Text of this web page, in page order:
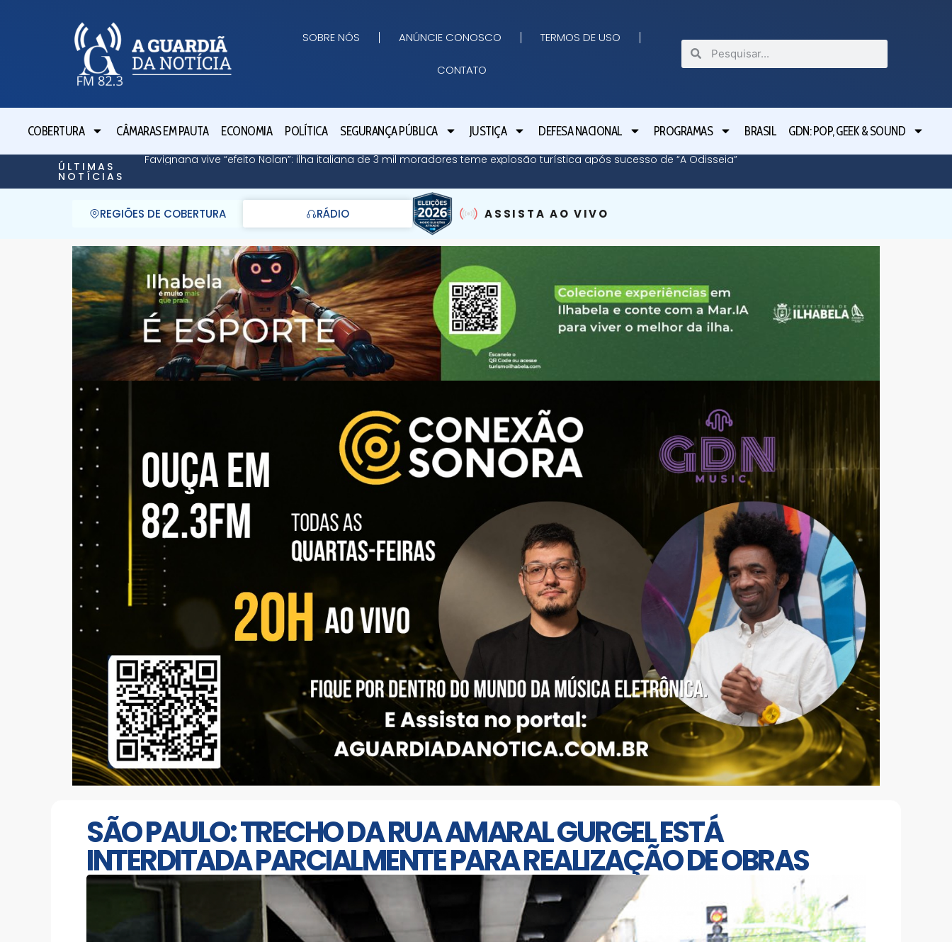
SOBRE NÓS ANÚNCIE CONOSCO TERMOS DE USO
CONTATO
COBERTURA CÂMARAS EM PAUTA ECONOMIA POLÍTICA SEGURANÇA PÚBLICA JUSTIÇA DEFESA NACIONAL PROGRAMAS BRASIL GDN: POP, GEEK & SOUND
ÚLTIMAS
NOTÍCIAS
Favignana vive “efeito Nolan”: ilha italiana de 3 mil moradores teme explosão turística após sucesso de “A Odisseia” Lula
REGIÕES DE COBERTURA RÁDIO ASSISTA AO VIVO
SÃO PAULO: TRECHO DA RUA AMARAL GURGEL ESTÁ
INTERDITADA PARCIALMENTE PARA REALIZAÇÃO DE OBRAS